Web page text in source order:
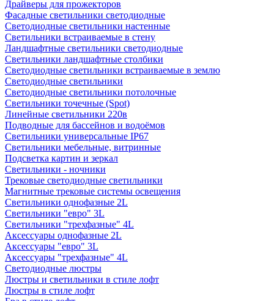
Драйверы для прожекторов
Фасадные светильники светодиодные
Светодиодные светильники настенные
Светильники встраиваемые в стену
Ландшафтные светильники светодиодные
Светильники ландшафтные столбики
Светодиодные светильники встраиваемые в землю
Светодиодные светильники
Светодиодные светильники потолочные
Светильники точечные (Spot)
Линейные светильники 220в
Подводные для бассейнов и водоёмов
Светильники универсальные IP67
Светильники мебельные, витринные
Подсветка картин и зеркал
Светильники - ночники
Трековые светодиодные светильники
Магнитные трековые системы освещения
Светильники однофазные 2L
Светильники "евро" 3L
Светильники "трехфазные" 4L
Аксессуары однофазные 2L
Аксессуары "евро" 3L
Аксессуары "трехфазные" 4L
Светодиодные люстры
Люстры и светильники в стиле лофт
Люстры в стиле лофт